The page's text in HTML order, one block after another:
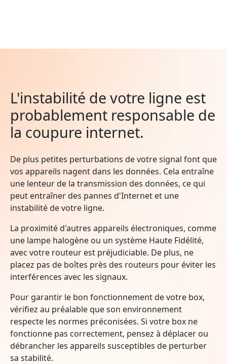
L'instabilité de votre ligne est
probablement responsable de
la coupure internet.
De plus petites perturbations de votre signal font que
vos appareils nagent dans les données. Cela entraîne
une lenteur de la transmission des données, ce qui
peut entraîner des pannes d'Internet et une
instabilité de votre ligne.
La proximité d'autres appareils électroniques, comme
une lampe halogène ou un système Haute Fidélité,
avec votre routeur est préjudiciable. De plus, ne
placez pas de boîtes près des routeurs pour éviter les
interférences avec les signaux.
Pour garantir le bon fonctionnement de votre box,
vérifiez au préalable que son environnement
respecte les normes préconisées. Si votre box ne
fonctionne pas correctement, pensez à déplacer ou
débrancher les appareils susceptibles de perturber
sa stabilité.